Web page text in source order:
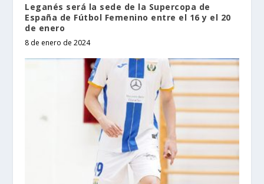
Leganés será la sede de la Supercopa de
España de Fútbol Femenino entre el 16 y el 20
de enero
8 de enero de 2024